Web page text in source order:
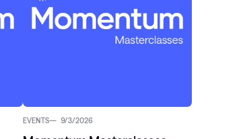
EVENTS 9/3/2026